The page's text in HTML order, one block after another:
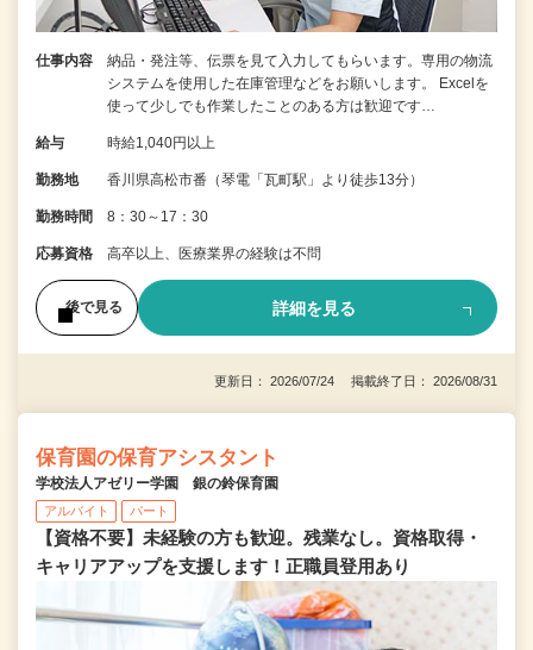
仕事内容
納品・発注等、伝票を見て入力してもらいます。専用の物流
システムを使用した在庫管理などをお願いします。 Excelを
使って少しでも作業したことのある方は歓迎です…
給与 時給1,040円以上
勤務地 香川県高松市番（琴電「瓦町駅」より徒歩13分）
勤務時間 8：30～17：30
応募資格 高卒以上、医療業界の経験は不問
後で見る 詳細を見る
更新日： 2026/07/24 掲載終了日： 2026/08/31
保育園の保育アシスタント
学校法人アゼリー学園 銀の鈴保育園
アルバイト パート
【資格不要】未経験の方も歓迎。残業なし。資格取得・
キャリアアップを支援します！正職員登用あり